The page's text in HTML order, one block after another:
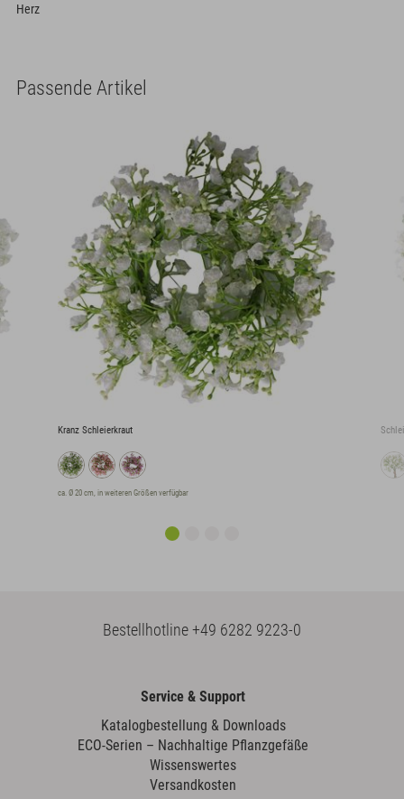
Herz
Passende Artikel
Kranz Schleierkraut
ca. Ø 20 cm, in weiteren Größen verfügbar
Bestellhotline+49 6282 9223-0
Service & Support
Katalogbestellung & Downloads
ECO-Serien – Nachhaltige Pflanzgefäße
Wissenswertes
Versandkosten